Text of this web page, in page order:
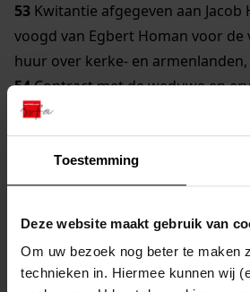
Toestemming
Deze website maakt gebruik van
Om uw bezoek nog beter te maken
technieken in. Hiermee kunnen wij
53 Kwitantie afgegeven aan Jacob
voogd van Egbert Homan voor de
huur over kerke- en armenlanden,
54Contract met de weduwe en
Bouwman, waarbij zij
hen in 1823 op kerkegrond
staan en het daarbij behorende
55Gunstige beschikking van
van een erfpacht, 1685